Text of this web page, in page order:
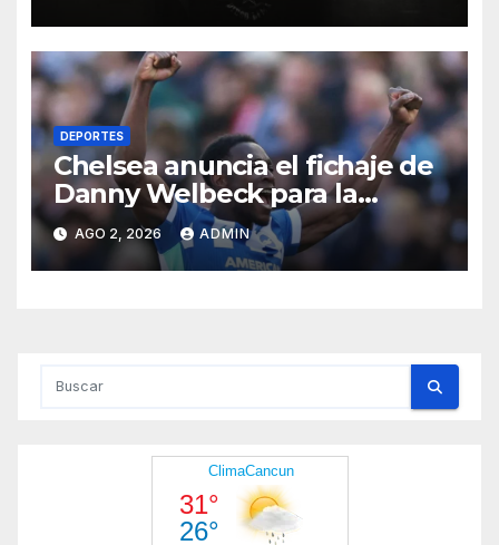
DEPORTES
Chelsea anuncia el fichaje de
Danny Welbeck para la
próxima temporada de
Premier League
AGO 2, 2026 ADMIN